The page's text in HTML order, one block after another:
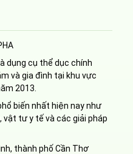
dụng cụ thể dục chính
và gia đình tại khu vực
2013.
biến nhất hiện nay như
vật tư y tế và các giải pháp
thành phố Cần Thơ